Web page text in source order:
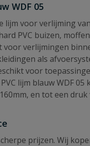
WDF 05
lijm voor verlijming
PVC buizen,
voor verlijmingen
als
voor
lijm blauw WDF
en tot een druk
prijzen. Wij